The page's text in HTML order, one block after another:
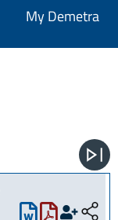
My Demetra